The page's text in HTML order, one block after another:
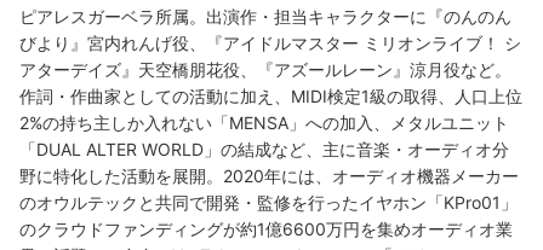
ピアレスガーベラ所属。出演作・担当キャラクターに『のんのん
びより』宮内れんげ役、『アイドルマスター ミリオンライブ！ シ
アターデイズ』天空橋朋花役、『アズールレーン』涼月役など。
作詞・作曲家としての活動に加え、MIDI検定1級の取得、人口上位
2%の持ち主しか入れない「MENSA」への加入、メタルユニット
「DUAL ALTER WORLD」の結成など、主に音楽・オーディオ分
野に特化した活動を展開。2020年には、オーディオ機器メーカー
のオウルテックと共同で開発・監修を行ったイヤホン「KPro01」
のクラウドファンディングが約1億6600万円を集めオーディオ業